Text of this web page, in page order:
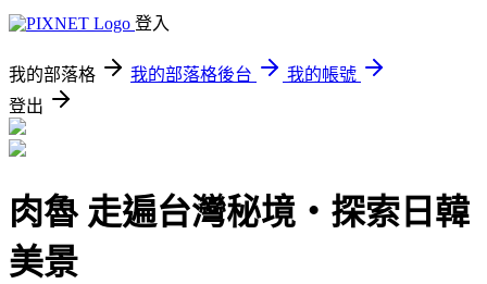
登入
我的部落格 我的部落格後台
我的帳號
登出
肉魯 走遍台灣秘境・探索日韓
美景